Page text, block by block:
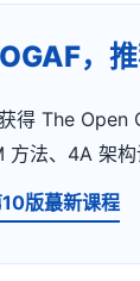
，
得 The Open
法、4A 架
版蕞新课程